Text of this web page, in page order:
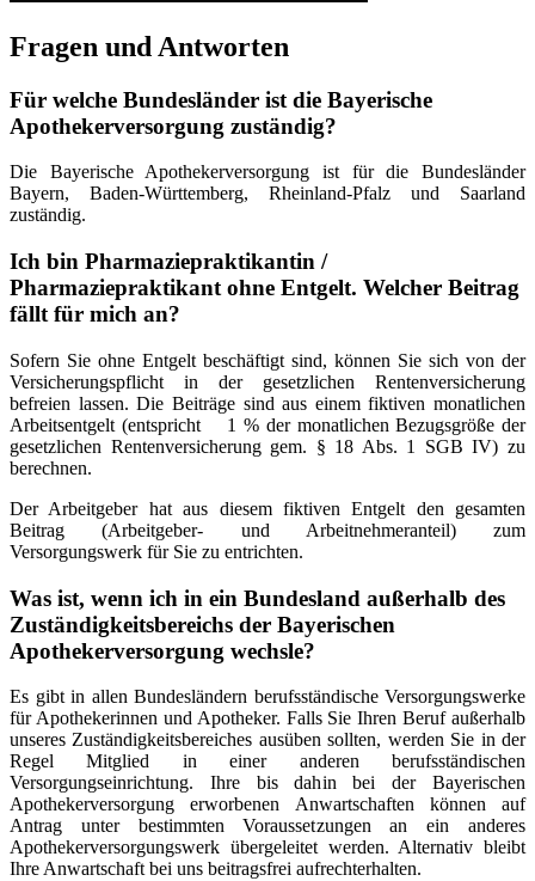
Fragen und Antworten
Für welche Bundesländer ist die Bayerische
Apothekerversorgung zuständig?
Die Bayerische Apothekerversorgung ist für die Bundesländer
Bayern, Baden-Württemberg, Rheinland-Pfalz und Saarland
zuständig.
Ich bin Pharmaziepraktikantin /
Pharmaziepraktikant ohne Entgelt. Welcher Beitrag
fällt für mich an?
Sofern Sie ohne Entgelt beschäftigt sind, können Sie sich von der
Versicherungspflicht in der gesetzlichen Rentenversicherung
befreien lassen. Die Beiträge sind aus einem fiktiven monatlichen
Arbeitsentgelt (entspricht 1 % der monatlichen Bezugsgröße der
gesetzlichen Rentenversicherung gem. § 18 Abs. 1 SGB IV) zu
berechnen.
Der Arbeitgeber hat aus diesem fiktiven Entgelt den gesamten
Beitrag (Arbeitgeber- und Arbeitnehmeranteil) zum
Versorgungswerk für Sie zu entrichten.
Was ist, wenn ich in ein Bundesland außerhalb des
Zuständigkeitsbereichs der Bayerischen
Apothekerversorgung wechsle?
Es gibt in allen Bundesländern berufsständische Versorgungswerke
für Apothekerinnen und Apotheker. Falls Sie Ihren Beruf außerhalb
unseres Zuständigkeitsbereiches ausüben sollten, werden Sie in der
Regel Mitglied in einer anderen berufsständischen
Versorgungseinrichtung. Ihre bis dahin bei der Bayerischen
Apothekerversorgung erworbenen Anwartschaften können auf
Antrag unter bestimmten Voraussetzungen an ein anderes
Apothekerversorgungswerk übergeleitet werden. Alternativ bleibt
Ihre Anwartschaft bei uns beitragsfrei aufrechterhalten.